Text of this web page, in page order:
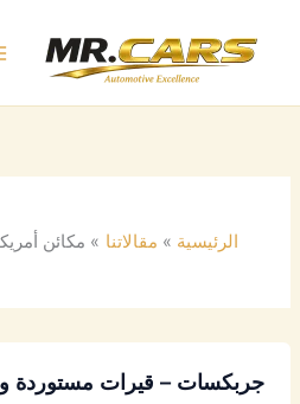
المحتوى
الرئيسية مقالاتنا مكائن
جربكسات – قيرات مستوردة